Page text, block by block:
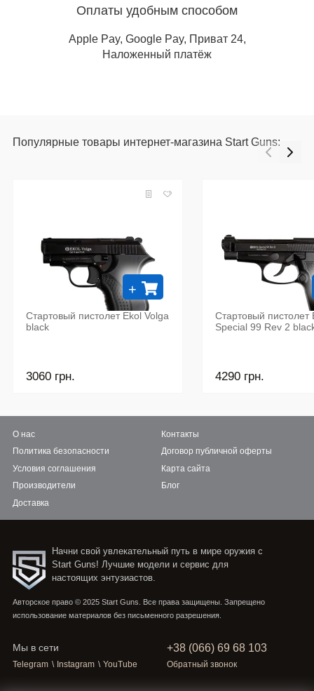
Оплаты удобным способом
Apple Pay, Google Pay, Приват 24,
Наложенный платёж
Популярные товары интернет-магазина Start Guns:
Стартовый пистолет Ekol Volga
black
3060 грн.
+
Стартовый пистолет
Special 99 Rev 2
4290 грн.
О нас
Политика безопасности
Условия соглашения
Производители
Доставка
Контакты
Договор публичной оферты
Карта сайта
Блог
Начни свой увлекательный путь в мире оружия с
Start Guns! Лучшие модели и сервис для
настоящих энтузиастов.
Авторское право © 2025 Start Guns. Все права защищены. Запрещено
использование материалов без письменного разрешения.
+38 (066) 69 68 103
Обратный звонок
Мы в сети
Telegram \ Instagram \ YouTube